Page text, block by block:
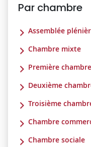
Par chambre
Assemblée
Chambre mixte
Première
Deuxième
Troisième
Chambre
Chambre sociale